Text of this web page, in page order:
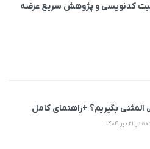
با قابلیت کدنویسی و پژوهش سریع عرضه
بگیریم؟ +راهنمای کامل